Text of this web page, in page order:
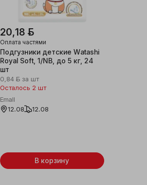
20,18 ƃ
Оплата частями
Подгузники детские Watashi
Royal Soft, 1/NB, до 5 кг, 24
шт
0,84 ƃза шт
Осталось 2 шт
Emall
12.08
12.08
В корзину